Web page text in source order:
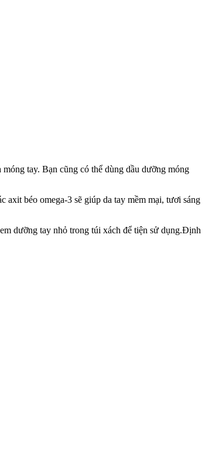
tay. Bạn cũng có thể dùng dầu dưỡng móng
béo omega-3 sẽ giúp da tay mềm mại, tươi sáng
dưỡng tay nhỏ trong túi xách để tiện sử dụng.Định